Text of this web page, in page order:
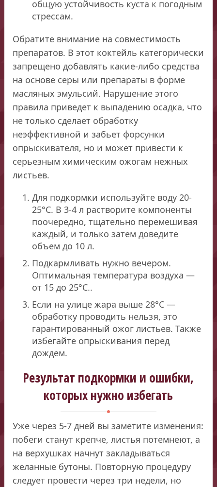
общую устойчивость куста к погодным
стрессам.
Обратите внимание на совместимость
препаратов. В этот коктейль категорически
запрещено добавлять какие-либо средства
на основе серы или препараты в форме
масляных эмульсий. Нарушение этого
правила приведет к выпадению осадка, что
не только сделает обработку
неэффективной и забьет форсунки
опрыскивателя, но и может привести к
серьезным химическим ожогам нежных
листьев.
Для подкормки используйте воду 20-
25°C. В 3-4 л растворите компоненты
поочередно, тщательно перемешивая
каждый, и только затем доведите
объем до 10 л.
Подкармливать нужно вечером.
Оптимальная температура воздуха —
от 15 до 25°C..
Если на улице жара выше 28°C —
обработку проводить нельзя, это
гарантированный ожог листьев. Также
избегайте опрыскивания перед
дождем.
Результат подкормки и ошибки,
которых нужно избегать
Уже через 5-7 дней вы заметите изменения:
побеги станут крепче, листья потемнеют, а
на верхушках начнут закладываться
желанные бутоны. Повторную процедуру
следует провести через три недели, но